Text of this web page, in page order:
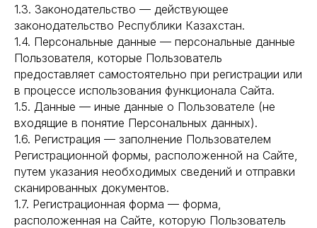
1.3. Законодательство — действующее
законодательство Республики Казахстан.
1.4. Персональные данные — персональные данные
Пользователя, которые Пользователь
предоставляет самостоятельно при регистрации или
в процессе использования функционала Сайта.
1.5. Данные — иные данные о Пользователе (не
входящие в понятие Персональных данных).
1.6. Регистрация — заполнение Пользователем
Регистрационной формы, расположенной на Сайте,
путем указания необходимых сведений и отправки
сканированных документов.
1.7. Регистрационная форма — форма,
расположенная на Сайте, которую Пользователь